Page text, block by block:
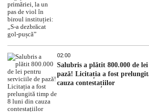
02:00
Salubris a plătit 800.000 de
pază! Licitația a fost
cauza contestațiilor